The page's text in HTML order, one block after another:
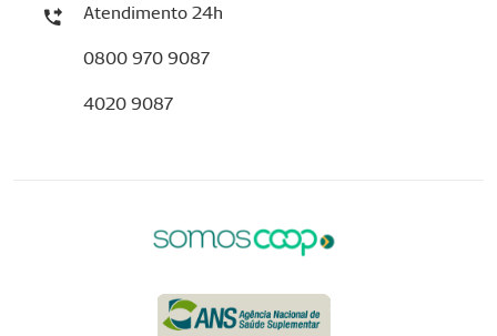
Atendimento 24h
0800 970 9087
4020 9087